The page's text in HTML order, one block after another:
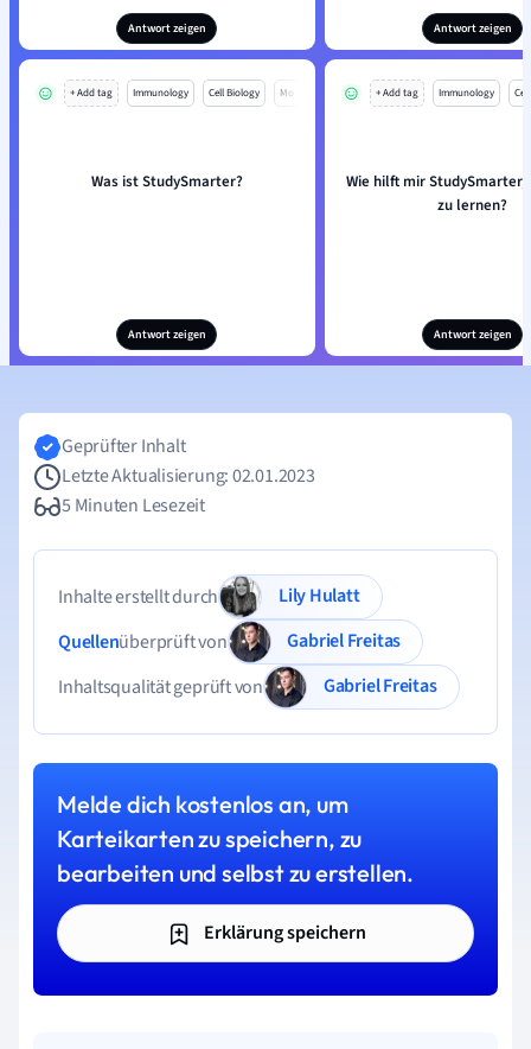
Antwort zeigen Antwort zeigen
+ Add tag Immunology Cell Biology Mo
Was ist StudySmarter?
Antwort zeigen
+ Add tag Immunology
Wie hilft mir
zu lernen?
Antwort zeigen
Geprüfter Inhalt
Letzte Aktualisierung: 02.01.2023
5 Minuten Lesezeit
Inhalte erstellt durch
Lily Hulatt
Quellenüberprüft von
Gabriel Freitas
Inhaltsqualität geprüft von
Gabriel Freitas
Melde dich kostenlos an, um
Karteikarten zu speichern, zu
bearbeiten und selbst zu erstellen.
Erklärung speichern